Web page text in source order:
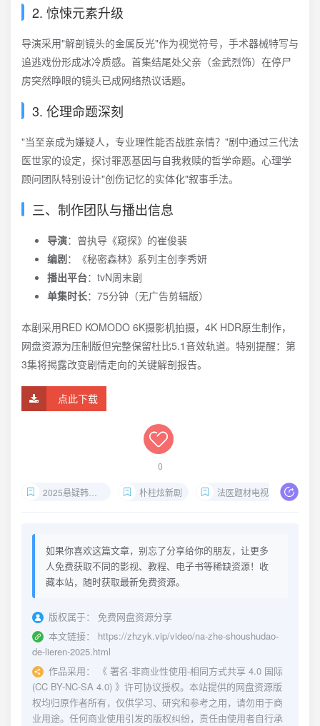
2. 惊悚元素升级
导演采用"解剖镜头的金属反光"作为视觉符号，手术器械特写与
追逃戏份形成冰冷质感。首集结尾处父亲（金武烈饰）在停尸
房突然睁眼的镜头已成网络热议话题。
3. 伦理命题深刻
"当至亲成为嫌疑人，专业理性能否战胜亲情？"剧中通过三代法
医世家的设定，探讨罪恶基因与自我救赎的哲学命题。心理学
顾问团队特别设计"创伤记忆的实体化"叙事手法。
三、制作团队与播出信息
导演：曾执导《窥探》的崔俊裴
编剧：《秘密森林》系列主创李秀妍
播出平台：tvN周末剧
单集时长：75分钟（无广告剪辑版）
本剧采用RED KOMODO 6K摄影机拍摄，4K HDR原生制作，
网盘资源为压制版但完整保留杜比5.1音效轨道。特别提醒：第
3集将揭露改变剧情走向的关键解剖报告。
点此下载
0
2025悬疑韩剧推荐 朴柱炫新剧 法医题材电视剧
如果你喜欢这篇文章，别忘了分享给你的朋友，让更多
人免费获取不同的影视、教程、电子书等稀缺资源！收
藏本站，随时获取最新免费资源。
版权属于：
免费网盘资源分享
本文链接：
https://zhzyk.vip/video/na-zhe-shoushudao-
de-lieren-2025.html
作品采用：
《 署名-非商业性使用-相同方式共享 4.0 国际
(CC BY-NC-SA 4.0) 》许可协议授权。本站提供的网盘资源版
权均归原作者所有，仅供学习、研究和参考之用，请勿用于商
业用途。任何商业使用引发的版权纠纷，责任由使用者自行承